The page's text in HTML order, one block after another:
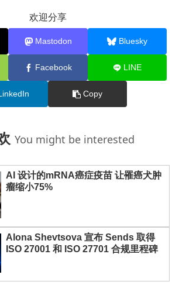
欢迎分享
Mastodon Bluesky
Facebook LINE
Copy
You might be interested
AI 设计的mRNA癌症疫苗 让罹癌犬肿
瘤缩小75%
Alona Shevtsova 宣布 Sends 取得
ISO 27001 和 ISO 27701 合规里程碑